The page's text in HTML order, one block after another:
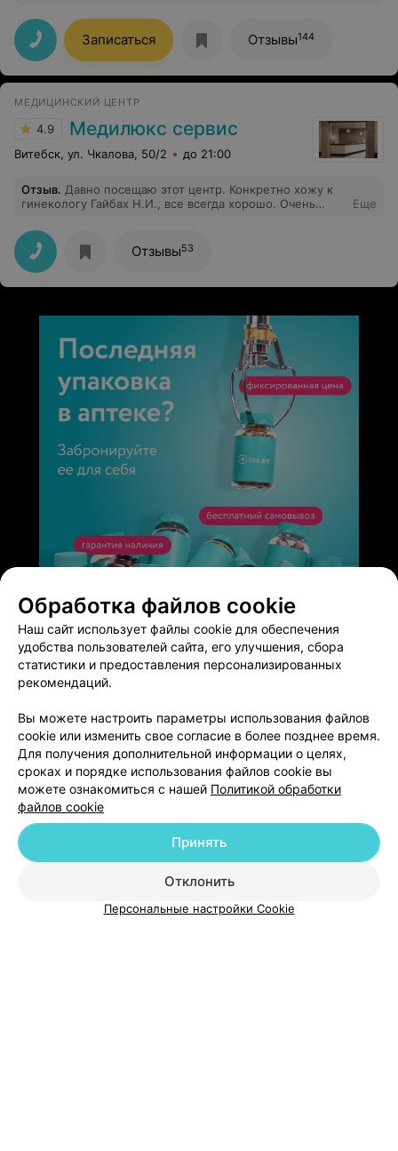
Записаться Отзывы144
МЕДИЦИНСКИЙ ЦЕНТР
4.9 Медилюкс сервис
Витебск, ул. Чкалова, 50/2 до 21:00
Отзыв. Давно посещаю этот центр. Конкретно хожу к
гинекологу Гайбах Н.И., все всегда хорошо. Очень
лазерное удаление волос, все понравилось, девочка
хорошая.
Еще
Отзывы53
Добавить специалиста
О проекте Новости проекта
Размещение рекламы
Медицинский маркетинг
Публичный договор
Пользовательское соглашение
Способы оплаты
Обработка файлов cookie
Наш сайт использует файлы cookie для обеспечения
удобства пользователей сайта, его улучшения, сбора
статистики и предоставления персонализированных
рекомендаций.
Вы можете настроить параметры использования файлов
cookie или изменить свое согласие в более позднее время.
Для получения дополнительной информации о целях,
сроках и порядке использования файлов cookie вы
можете ознакомиться с нашей Политикой обработки
файлов cookie
Отклонить
Принять
Персональные настройки Cookie